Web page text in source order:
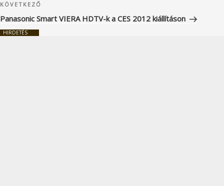
Következő
bejegyzés
KÖVETKEZŐ
Panasonic Smart VIERA HDTV-k a CES 2012 kiállításon
HIRDETÉS